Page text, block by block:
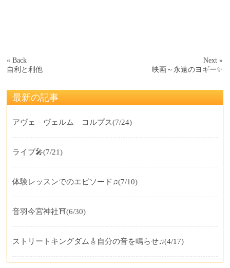
« Back
自利と利他
Next »
映画～永遠のヨギー✨
最新の記事
アヴェ ヴェルム コルプス(7/24)
ライブ🎤(7/21)
体験レッスンでのエピソード♫(7/10)
音羽今宮神社⛩️(6/30)
ストリートキングダム🎸自分の音を鳴らせ♫(4/17)